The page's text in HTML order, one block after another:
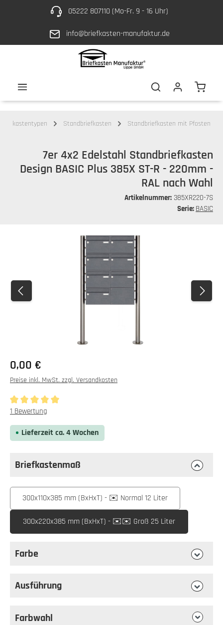
Zum Hauptinhalt springen05222 807110 (Mo-Fr. 9 - 16 Uhr)
info@briefkasten-manufaktur.de
Briefkastentypen Standbriefkasten Standbriefkasten mit Pfosten
7er 4x2 Edelstahl Standbriefkasten
Design BASIC Plus 385X ST-R - 220mm -
RAL nach Wahl
Artikelnummer: 385XR220-7S
Serie: BASIC
Bildergalerie überspringen
0,00 €
Preise inkl. MwSt. zzgl. Versandkosten
Durchschnittliche Bewertung von 5 von 5 Sternen
1 Bewertung
Lieferzeit ca. 4 Wochen
Briefkastenmaß
Briefkastenmaßauswählen
300x110x385 mm (BxHxT) - ✉️ Normal 12 Liter
300x220x385 mm (BxHxT) - ✉️✉️ Groß 25 Liter
Farbe
Ausführung
Farbwahl